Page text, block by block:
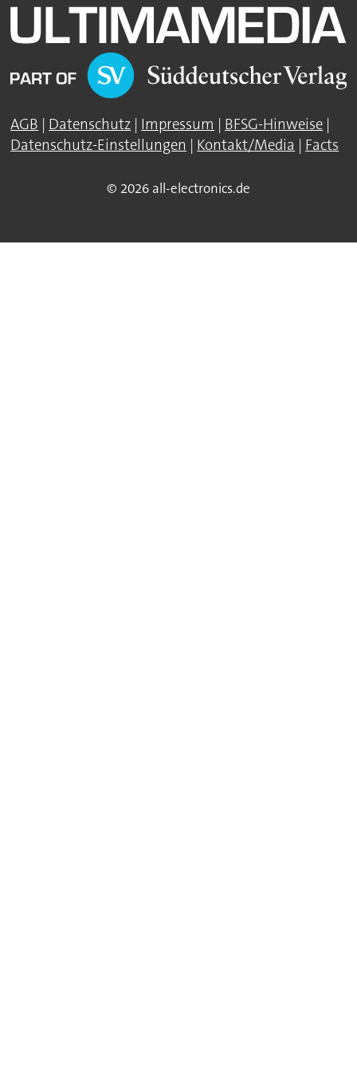
AGB | Datenschutz | Impressum | BFSG-Hinweise |
Datenschutz-Einstellungen | Kontakt/Media | Facts
© 2026 all-electronics.de